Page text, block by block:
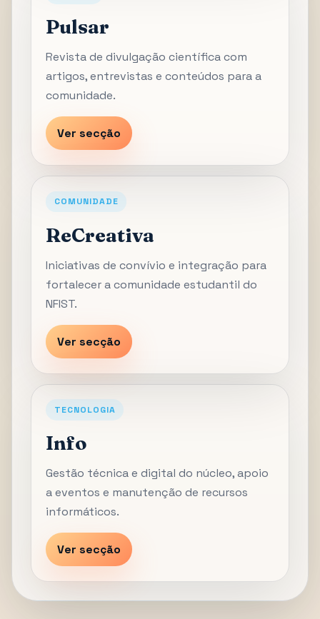
Pulsar
Revista de divulgação científica com
artigos, entrevistas e conteúdos para a
comunidade.
Ver secção
COMUNIDADE
ReCreativa
Iniciativas de convívio e integração para
fortalecer a comunidade estudantil do
NFIST.
Ver secção
TECNOLOGIA
Info
Gestão técnica e digital do núcleo, apoio
a eventos e manutenção de recursos
informáticos.
Ver secção